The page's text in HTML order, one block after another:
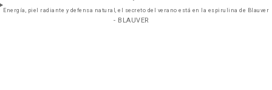
Energía, piel radiante y defensa natural, el secreto del verano está en la espirulina de Blauver
- BLAUVER